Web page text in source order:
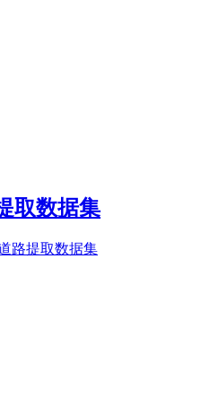
取数据集
路提取数据集